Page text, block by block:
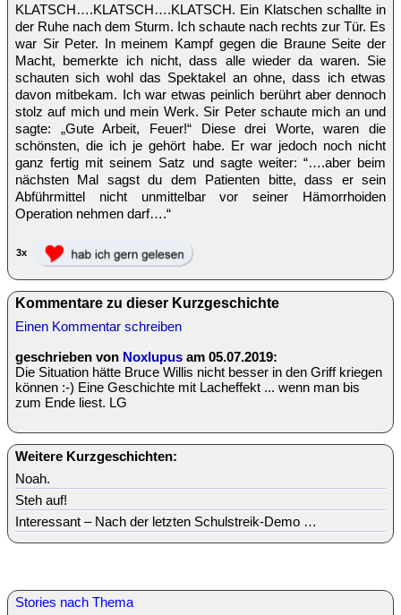
KLATSCH….KLATSCH….KLATSCH. Ein Klatschen schallte in
der Ruhe nach dem Sturm. Ich schaute nach rechts zur Tür. Es
war Sir Peter. In meinem Kampf gegen die Braune Seite der
Macht, bemerkte ich nicht, dass alle wieder da waren. Sie
schauten sich wohl das Spektakel an ohne, dass ich etwas
davon mitbekam. Ich war etwas peinlich berührt aber dennoch
stolz auf mich und mein Werk. Sir Peter schaute mich an und
sagte: „Gute Arbeit, Feuer!“ Diese drei Worte, waren die
schönsten, die ich je gehört habe. Er war jedoch noch nicht
ganz fertig mit seinem Satz und sagte weiter: “….aber beim
nächsten Mal sagst du dem Patienten bitte, dass er sein
Abführmittel nicht unmittelbar vor seiner Hämorrhoiden
Operation nehmen darf….“
3x
Kommentare zu dieser Kurzgeschichte
Einen Kommentar schreiben
geschrieben von Noxlupus am 05.07.2019:
Die Situation hätte Bruce Willis nicht besser in den Griff kriegen
können :-) Eine Geschichte mit Lacheffekt ... wenn man bis
zum Ende liest. LG
Weitere Kurzgeschichten:
Noah.
Steh auf!
Interessant – Nach der letzten Schulstreik-Demo …
Stories nach Thema